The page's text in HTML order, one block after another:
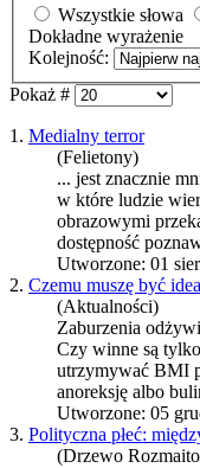
Wszystkie słowa
Dokładne wyrażenie
Kolejność:
Pokaż #
1. Medialny terror
(Felietony)
... jest znacznie
w które ludzie
obrazowymi
dostępność
Utworzone: 01
2. Czemu muszę być
(Aktualności)
Zaburzenia
Czy winne są tylko
utrzymywać BMI
anoreksję albo
Utworzone: 05
3. Polityczna płeć:
(Drzewo